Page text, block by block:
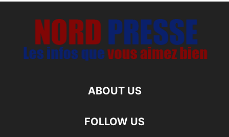
ABOUT US
FOLLOW US